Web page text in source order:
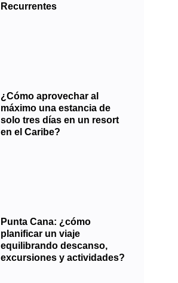
Recurrentes
¿Cómo aprovechar al
máximo una estancia de
solo tres días en un resort
en el Caribe?
Punta Cana: ¿cómo
planificar un viaje
equilibrando descanso,
excursiones y actividades?